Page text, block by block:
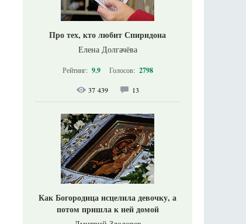
Про тех, кто любит Спиридона
Елена Долгачёва
Рейтинг: 9.9 Голосов: 2798
37 439 13
Как Богородица исцелила девочку, а
потом пришла к ней домой